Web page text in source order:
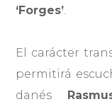
‘Forges’.
El carácter
permitirá
danés